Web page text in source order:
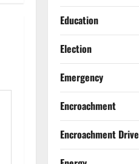
Education
Election
Emergency
Encroachment
Encroachment Drive